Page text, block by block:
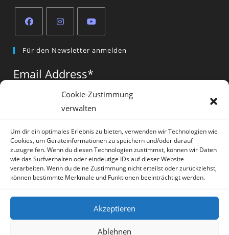
Cookie-Zustimmung
verwalten
Um dir ein optimales Erlebnis zu bieten, verwenden wir Technologien wie
Cookies, um Geräteinformationen zu speichern und/oder darauf
zuzugreifen. Wenn du diesen Technologien zustimmst, können wir Daten
wie das Surfverhalten oder eindeutige IDs auf dieser Website
verarbeiten. Wenn du deine Zustimmung nicht erteilst oder zurückziehst,
können bestimmte Merkmale und Funktionen beeinträchtigt werden.
Akzeptieren
Ablehnen
in
new
in
new
in
new
tab
Für den Newsletter anmelden
Email Address*
Vorname*